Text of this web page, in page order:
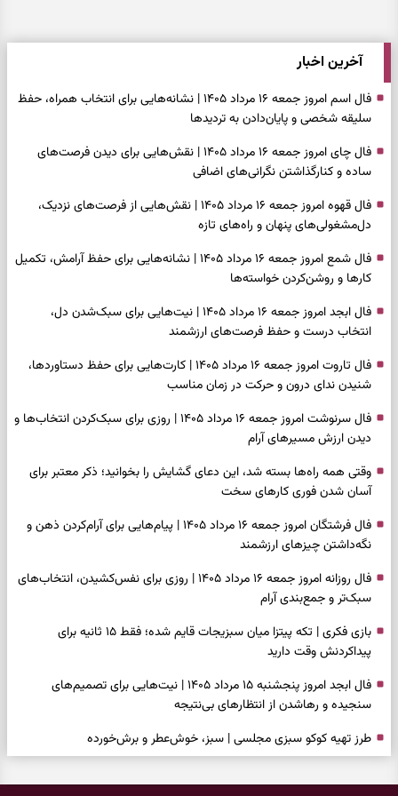
آخرین اخبار
فال اسم امروز جمعه ۱۶ مرداد ۱۴۰۵ | نشانه‌هایی برای انتخاب همراه، حفظ
سلیقه شخصی و پایان‌دادن به تردیدها
فال چای امروز جمعه ۱۶ مرداد ۱۴۰۵ | نقش‌هایی برای دیدن فرصت‌های
ساده و کنارگذاشتن نگرانی‌های اضافی
فال قهوه امروز جمعه ۱۶ مرداد ۱۴۰۵ | نقش‌هایی از فرصت‌های نزدیک،
دل‌مشغولی‌های پنهان و راه‌های تازه
فال شمع امروز جمعه ۱۶ مرداد ۱۴۰۵ | نشانه‌هایی برای حفظ آرامش، تکمیل
کارها و روشن‌کردن خواسته‌ها
فال ابجد امروز جمعه ۱۶ مرداد ۱۴۰۵ | نیت‌هایی برای سبک‌شدن دل،
انتخاب درست و حفظ فرصت‌های ارزشمند
فال تاروت امروز جمعه ۱۶ مرداد ۱۴۰۵ | کارت‌هایی برای حفظ دستاوردها،
شنیدن ندای درون و حرکت در زمان مناسب
فال سرنوشت امروز جمعه ۱۶ مرداد ۱۴۰۵ | روزی برای سبک‌کردن انتخاب‌ها و
دیدن ارزش مسیرهای آرام
وقتی همه راه‌ها بسته شد، این دعای گشایش را بخوانید؛ ذکر معتبر برای
آسان شدن فوری کارهای سخت
فال فرشتگان امروز جمعه ۱۶ مرداد ۱۴۰۵ | پیام‌هایی برای آرام‌کردن ذهن و
نگه‌داشتن چیزهای ارزشمند
فال روزانه امروز جمعه ۱۶ مرداد ۱۴۰۵ | روزی برای نفس‌کشیدن، انتخاب‌های
سبک‌تر و جمع‌بندی آرام
بازی فکری | تکه پیتزا میان سبزیجات قایم شده؛ فقط ۱۵ ثانیه برای
پیداکردنش وقت دارید
فال ابجد امروز پنجشنبه ۱۵ مرداد ۱۴۰۵ | نیت‌هایی برای تصمیم‌های
سنجیده و رهاشدن از انتظارهای بی‌نتیجه
طرز تهیه کوکو سبزی مجلسی | سبز، خوش‌عطر و برش‌خورده